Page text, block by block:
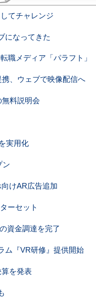
てチャレンジ
になってきた
職メディア「パラフト」
、ウェブで映像配信へ
料説明会
実用化
ン
けAR広告追加
ーセット
資金調達を完了
ム『VR研修』提供開始
を発表